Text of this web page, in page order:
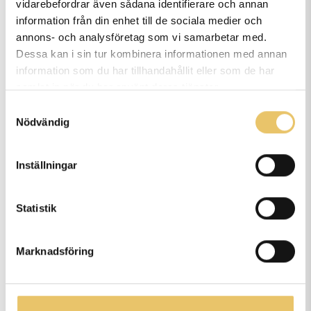
vidarebefordrar även sådana identifierare och annan
information från din enhet till de sociala medier och
annons- och analysföretag som vi samarbetar med.
Dessa kan i sin tur kombinera informationen med annan
information som du har tillhandahållit eller som de har
samlat in när du har använt deras tjänster.
Nödvändig
Inställningar
Statistik
Marknadsföring
Kan man delbetala era kurser?
Är löptikar välkomna på era